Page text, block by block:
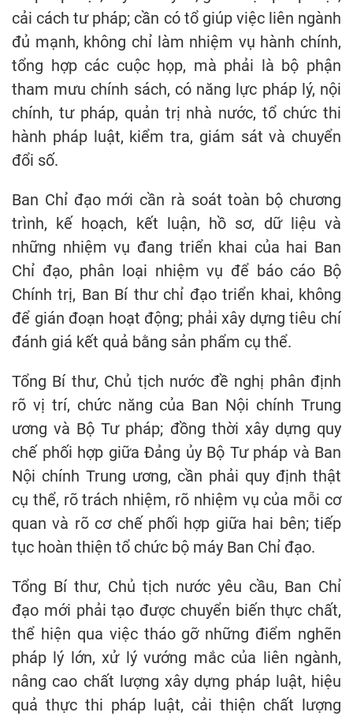
cải cách tư pháp; cần có tổ giúp việc liên ngành
đủ mạnh, không chỉ làm nhiệm vụ hành chính,
tổng hợp các cuộc họp, mà phải là bộ phận
tham mưu chính sách, có năng lực pháp lý, nội
chính, tư pháp, quản trị nhà nước, tổ chức thi
hành pháp luật, kiểm tra, giám sát và chuyển
đổi số.
Ban Chỉ đạo mới cần rà soát toàn bộ chương
trình, kế hoạch, kết luận, hồ sơ, dữ liệu và
những nhiệm vụ đang triển khai của hai Ban
Chỉ đạo, phân loại nhiệm vụ để báo cáo Bộ
Chính trị, Ban Bí thư chỉ đạo triển khai, không
để gián đoạn hoạt động; phải xây dựng tiêu chí
đánh giá kết quả bằng sản phẩm cụ thể.
Tổng Bí thư, Chủ tịch nước đề nghị phân định
rõ vị trí, chức năng của Ban Nội chính Trung
ương và Bộ Tư pháp; đồng thời xây dựng quy
chế phối hợp giữa Đảng ủy Bộ Tư pháp và Ban
Nội chính Trung ương, cần phải quy định thật
cụ thể, rõ trách nhiệm, rõ nhiệm vụ của mỗi cơ
quan và rõ cơ chế phối hợp giữa hai bên; tiếp
tục hoàn thiện tổ chức bộ máy Ban Chỉ đạo.
Tổng Bí thư, Chủ tịch nước yêu cầu, Ban Chỉ
đạo mới phải tạo được chuyển biến thực chất,
thể hiện qua việc tháo gỡ những điểm nghẽn
pháp lý lớn, xử lý vướng mắc của liên ngành,
nâng cao chất lượng xây dựng pháp luật, hiệu
quả thực thi pháp luật, cải thiện chất lượng